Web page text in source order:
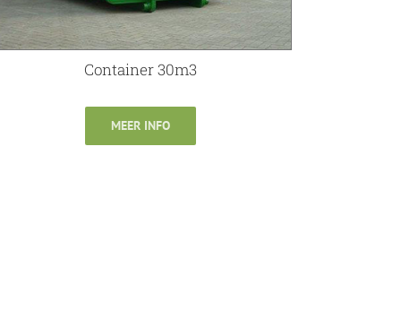
Container 30m3
MEER INFO